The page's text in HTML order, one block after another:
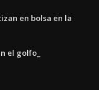
en bolsa en la
el golfo_